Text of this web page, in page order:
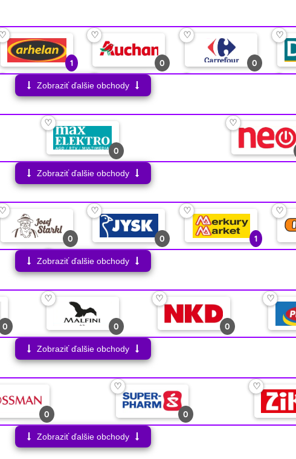
1 0
♡
0
♡ ♡
5
♡
2
♡
0 0
♡
2
1
♡
Zobraziť ďalšie obchody
0
♡ ♡
Zobraziť ďalšie obchody
0 0
♡
1
♡ ♡
♡
Zobraziť ďalšie obchody
0 0
♡
0
♡ ♡
Zobraziť ďalšie obchody
0 0
♡ ♡
Zobraziť ďalšie obchody